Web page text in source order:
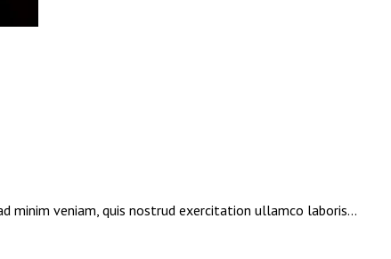
minim veniam, quis nostrud exercitation ullamco laboris...